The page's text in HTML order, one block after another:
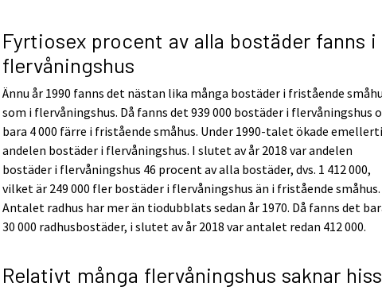
Fyrtiosex procent av alla bostäder fanns i
flervåningshus
Ännu år 1990 fanns det nästan lika många bostäder i fristående
som i flervåningshus. Då fanns det 939 000 bostäder i flervåningshus
bara 4 000 färre i fristående småhus. Under 1990-talet ökade
andelen bostäder i flervåningshus. I slutet av år 2018 var andelen
bostäder i flervåningshus 46 procent av alla bostäder, dvs. 1 412 000,
vilket är 249 000 fler bostäder i flervåningshus än i fristående småhus.
Antalet radhus har mer än tiodubblats sedan år 1970. Då fanns det
30 000 radhusbostäder, i slutet av år 2018 var antalet redan 412 000.
Relativt många flervåningshus saknar hiss